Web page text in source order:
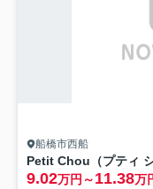
船橋市西船
Petit Chou（プティ シ
9.02万円～11.38万